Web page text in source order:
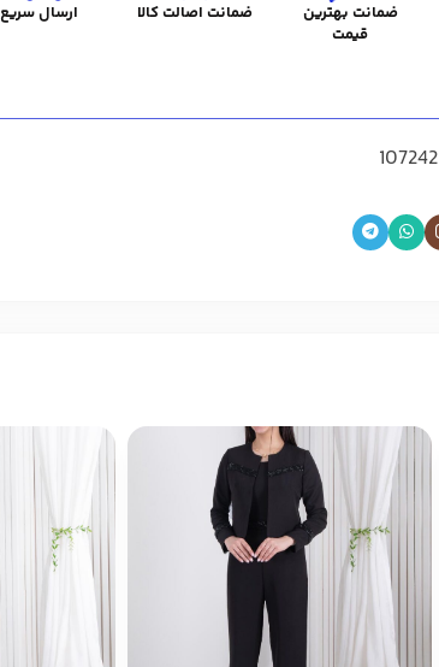
ضمانت بهترین
قیمت
ضمانت اصالت کالا ارسال سریع
107242